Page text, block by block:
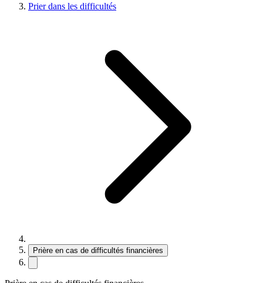
Prier dans les difficultés
Prière en cas de difficultés financières